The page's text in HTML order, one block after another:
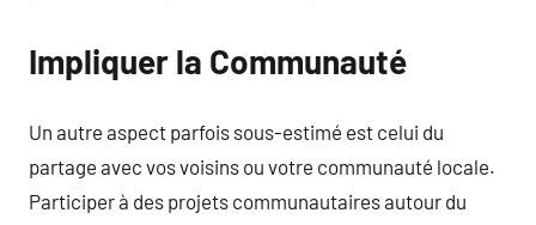
Impliquer la Communauté
Un autre aspect parfois sous-estimé est celui du
partage avec vos voisins ou votre communauté locale.
Participer à des projets communautaires autour du